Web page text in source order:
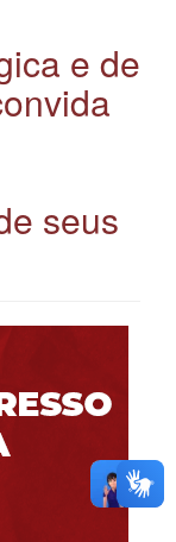
e de
seus